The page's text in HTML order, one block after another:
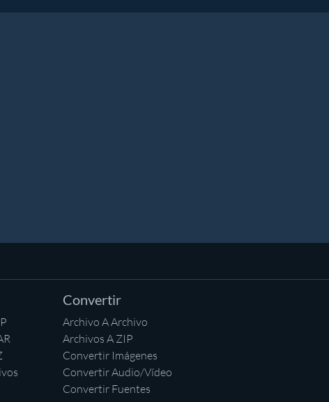
Convertir
Archivo A Archivo
Archivos A ZIP
Convertir Imágenes
Convertir Audio/Vídeo
Convertir Fuentes